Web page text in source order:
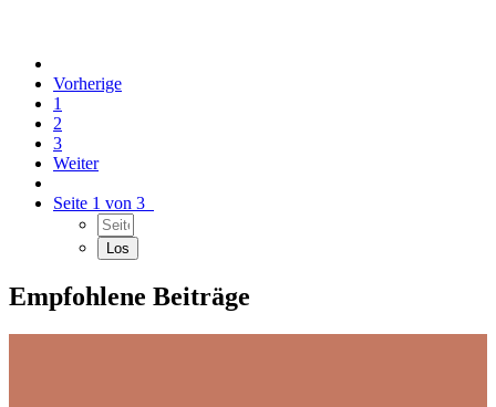
Vorherige
1
2
3
Weiter
Seite 1 von 3
Empfohlene Beiträge